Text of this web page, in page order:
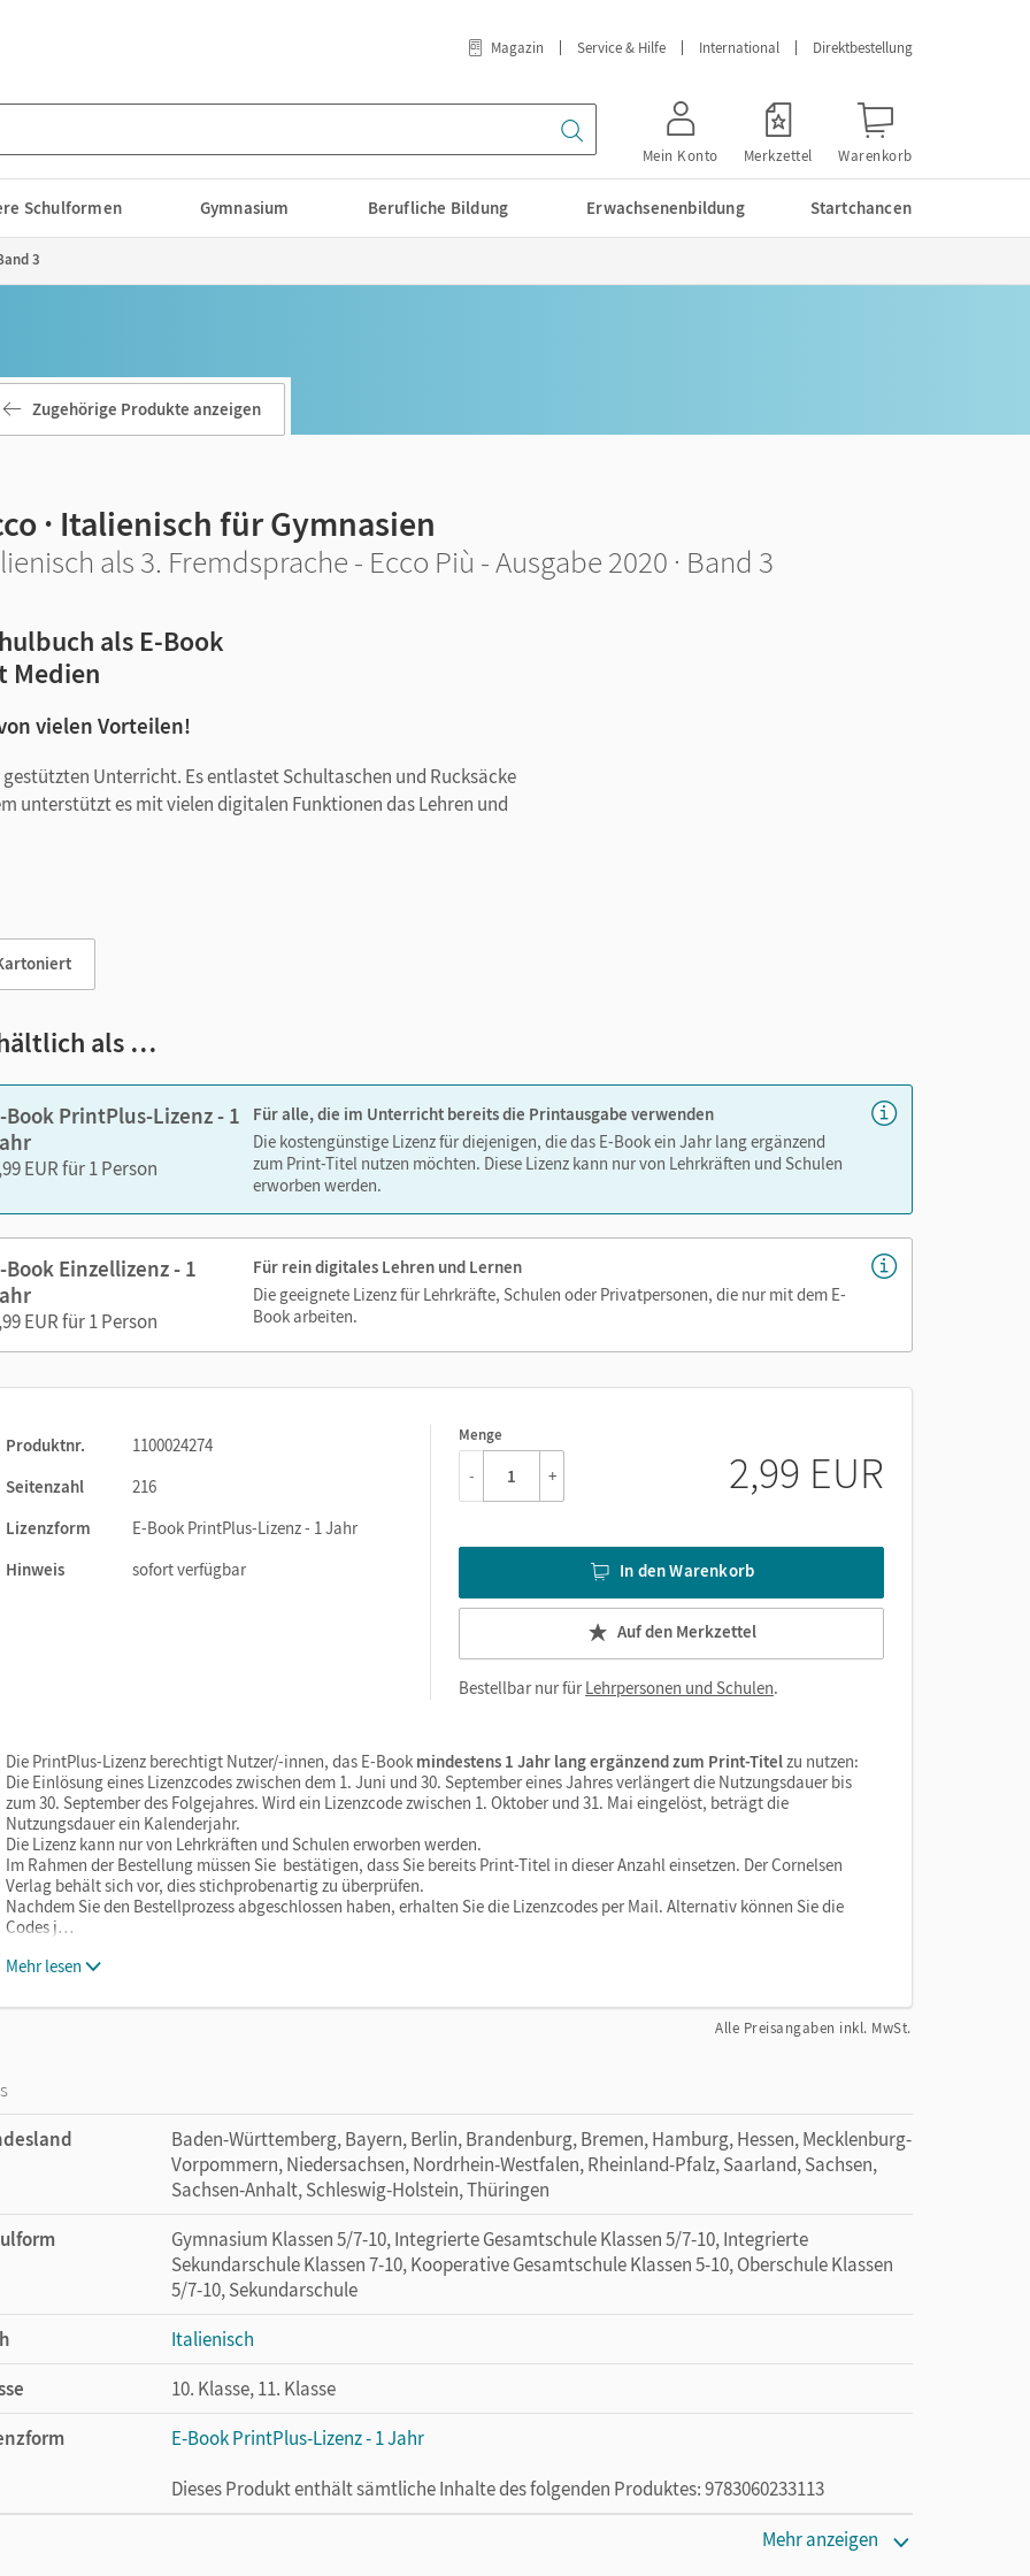
Magazin Service & Hilfe International Direktbestellung
Mein Konto Merkzettel Warenkorb
Schulformen Gymnasium Berufliche Bildung Erwachsenenbildung Startchancen
3
Zugehörige Produkte anzeigen
· Italienisch für Gymnasien
als 3. Fremdsprache - Ecco Più - Ausgabe 2020 · Band 3
als E-Book
Medien
vielen Vorteilen!
Unterricht. Es entlastet Schultaschen und Rucksäcke
unterstützt es mit vielen digitalen Funktionen das Lehren und
Sie sind seitengenau platziert, damit Sie und Ihre Schüler/-innen
gestalten Sie das Lehren und Lernen zeitsparend und
Suchen!
als …
Book PrintPlus-Lizenz - 1
EUR für 1 Person
Für alle, die im Unterricht bereits die Printausgabe verwenden
Die kostengünstige Lizenz für diejenigen, die das E-Book ein Jahr lang ergänzend
zum Print-Titel nutzen möchten. Diese Lizenz kann nur von Lehrkräften und Schulen
erworben werden.
Book Einzellizenz - 1
EUR für 1 Person
Für rein digitales Lehren und Lernen
Die geeignete Lizenz für Lehrkräfte, Schulen oder Privatpersonen, die nur mit dem E-
Book arbeiten.
Produktnr.
1100024274
Seitenzahl
216
Lizenzform
E-Book PrintPlus-Lizenz - 1 Jahr
Hinweis
sofort verfügbar
Menge
1
- + 2,99 EUR
In den Warenkorb
Auf den Merkzettel
Bestellbar nur fürLehrpersonen und Schulen.
Die PrintPlus-Lizenz berechtigt Nutzer/-innen, das E-Book mindestens 1 Jahr lang ergänzend zum Print-Titelzu nutzen:
Die Einlösung eines Lizenzcodes zwischen dem 1. Juni und 30. September eines Jahres verlängert die Nutzungsdauer bis
zum 30. September des Folgejahres. Wird ein Lizenzcode zwischen 1. Oktober und 31. Mai eingelöst, beträgt die
Nutzungsdauer ein Kalenderjahr.
Die Lizenz kann nur von Lehrkräften und Schulen erworben werden.
Im Rahmen der Bestellung müssen Sie bestätigen, dass Sie bereits Print-Titel in dieser Anzahl einsetzen. Der Cornelsen
Verlag behält sich vor, dies stichprobenartig zu überprüfen.
Nachdem Sie den Bestellprozess abgeschlossen haben, erhalten Sie die Lizenzcodes per Mail. Alternativ können Sie die
Codes j…
Mehr lesen
Alle Preisangaben inkl. MwSt.
Baden-Württemberg, Bayern, Berlin, Brandenburg, Bremen, Hamburg, Hessen, Mecklenburg-
Vorpommern, Niedersachsen, Nordrhein-Westfalen, Rheinland-Pfalz, Saarland, Sachsen,
Sachsen-Anhalt, Schleswig-Holstein, Thüringen
Gymnasium Klassen 5/7-10, Integrierte Gesamtschule Klassen 5/7-10, Integrierte
Sekundarschule Klassen 7-10, Kooperative Gesamtschule Klassen 5-10, Oberschule Klassen
5/7-10, Sekundarschule
Italienisch
10. Klasse, 11. Klasse
E-Book PrintPlus-Lizenz - 1 Jahr
Dieses Produkt enthält sämtliche Inhalte des folgenden Produktes: 9783060233113
Mehr anzeigen